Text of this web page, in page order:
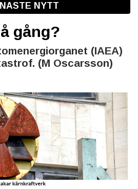
NYTT
gång?
(IAEA)
(M Oscarsson)